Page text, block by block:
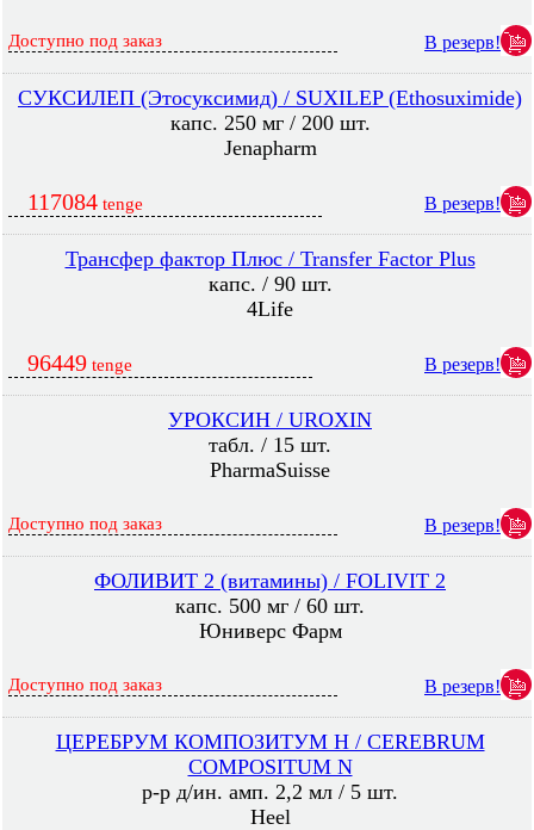
Доступно под заказ В резерв!
СУКСИЛЕП (Этосуксимид) / SUXILEP (Ethosuximide)
капс. 250 мг / 200 шт.
Jenapharm
117084 tenge В резерв!
Трансфер фактор Плюс / Transfer Factor Plus
капс. / 90 шт.
4Life
96449 tenge В резерв!
УРОКСИН / UROXIN
табл. / 15 шт.
PharmaSuisse
Доступно под заказ В резерв!
ФОЛИВИТ 2 (витамины) / FOLIVIT 2
капс. 500 мг / 60 шт.
Юниверс Фарм
Доступно под заказ В резерв!
ЦЕРЕБРУМ КОМПОЗИТУМ Н / CEREBRUM
COMPOSITUM N
р-р д/ин. амп. 2,2 мл / 5 шт.
Heel